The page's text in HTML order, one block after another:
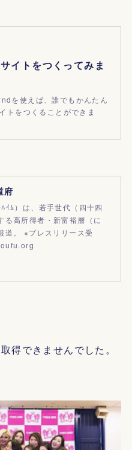
イトをつくってみま
を使えば、誰でもかんたん
トをつくることができま
府
ｲﾑ）は、若手世代（四十四
る高所得者・新富裕層（に
道。 ※プレスリリース受
得できませんでした。